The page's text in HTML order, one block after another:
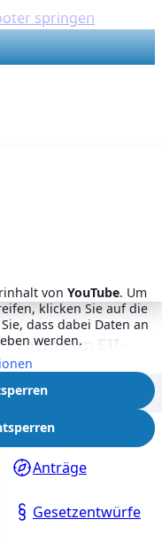
springen
Anfragen
Anträge
Gesetzentwürfe
von YouTube. Um
klicken Sie auf die
dass dabei Daten an
werden.im EU-